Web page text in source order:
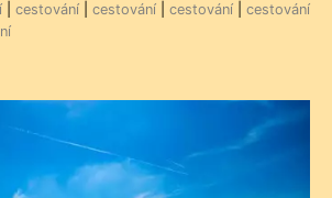
cestování cestování cestování
cestování